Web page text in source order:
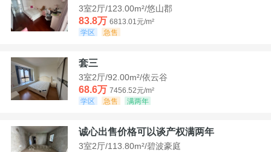
3室2厅/123.00m²/悠山郡
83.8万 6813.01元/m²
学区
急售
套三
3室2厅/92.00m²/依云谷
68.6万 7456.52元/m²
学区
急售 满两年
诚心出售价格可以谈产权满两年
3室2厅/113.80m²/碧波豪庭